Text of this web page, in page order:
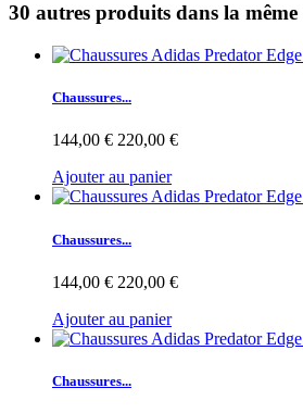
30 autres produits dans la même
Chaussures...
144,00 € 220,00 €
Ajouter au panier
Chaussures...
144,00 € 220,00 €
Ajouter au panier
Chaussures...